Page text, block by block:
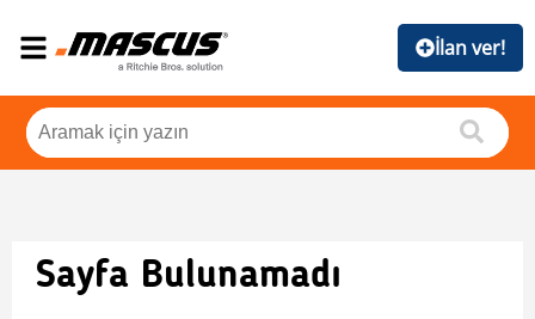
İlan ver!
Sayfa Bulunamadı